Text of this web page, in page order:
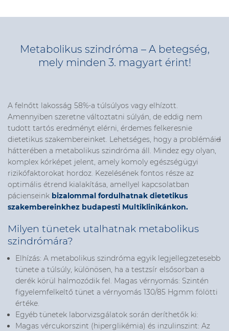
Metabolikus szindróma – A betegség,
mely minden 3. magyart érint!
A felnőtt lakosság 58%-a túlsúlyos vagy elhízott.
Amennyiben szeretne változtatni súlyán, de eddig nem
tudott tartós eredményt elérni, érdemes felkeresnie
dietetikus szakembereinket. Lehetséges, hogy a problémáid
hátterében a metabolikus szindróma áll. Mindez egy olyan,
komplex kórképet jelent, amely komoly egészségügyi
rizikófaktorokat hordoz. Kezelésének fontos része az
optimális étrend kialakítása, amellyel kapcsolatban
pácienseink bizalommal fordulhatnak dietetikus
szakembereinkhez budapesti Multiklinikánkon.
Milyen tünetek utalhatnak metabolikus
szindrómára?
Elhízás: A metabolikus szindróma egyik legjellegzetesebb
tünete a túlsúly, különösen, ha a testzsír elsősorban a
derék körül halmozódik fel. Magas vérnyomás: Szintén
figyelemfelkeltő tünet a vérnyomás 130/85 Hgmm fölötti
értéke.
Egyéb tünetek laborvizsgálatok során deríthetők ki:
Magas vércukorszint (hiperglikémia) és inzulinszint: Az